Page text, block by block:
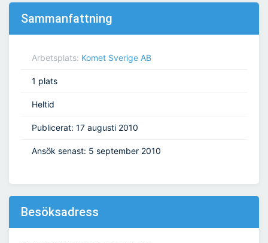
Sammanfattning
Arbetsplats: Komet Sverige AB
1 plats
Heltid
Publicerat: 17 augusti 2010
Ansök senast: 5 september 2010
Besöksadress